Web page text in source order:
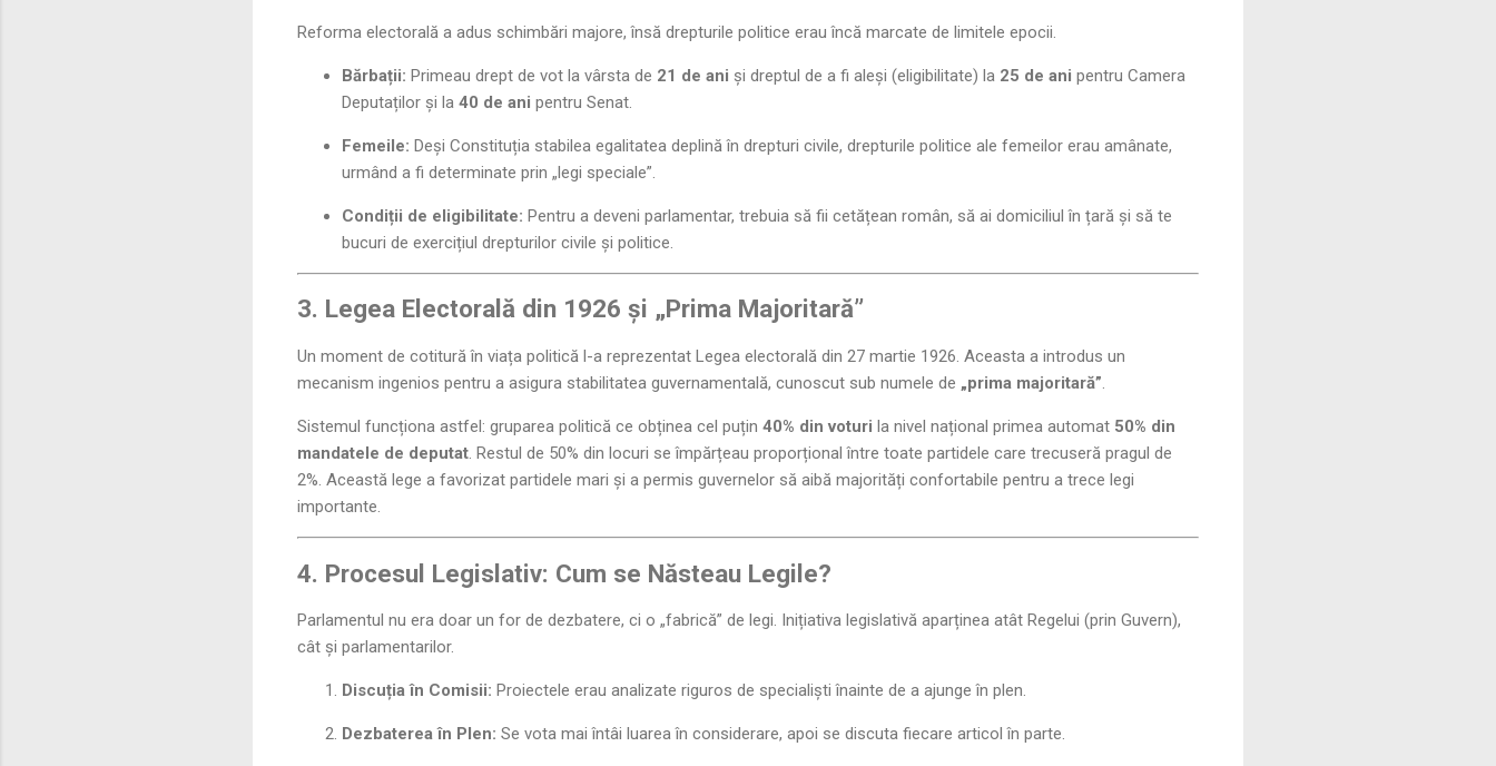
Reforma electorală a adus schimbări majore, însă drepturile politice erau încă marcate de limitele epocii.
Bărbații: Primeau drept de vot la vârsta de 21 de ani și dreptul de a fi aleși (eligibilitate) la 25 de ani pentru Camera
Deputaților și la 40 de ani pentru Senat.
Femeile: Deși Constituția stabilea egalitatea deplină în drepturi civile, drepturile politice ale femeilor erau amânate,
urmând a fi determinate prin „legi speciale”.
Condiții de eligibilitate: Pentru a deveni parlamentar, trebuia să fii cetățean român, să ai domiciliul în țară și să te
bucuri de exercițiul drepturilor civile și politice.
3. Legea Electorală din 1926 și „Prima Majoritară”
Un moment de cotitură în viața politică l-a reprezentat Legea electorală din 27 martie 1926. Aceasta a introdus un
mecanism ingenios pentru a asigura stabilitatea guvernamentală, cunoscut sub numele de „prima majoritară”.
Sistemul funcționa astfel: gruparea politică ce obținea cel puțin 40% din voturi la nivel național primea automat 50% din
mandatele de deputat. Restul de 50% din locuri se împărțeau proporțional între toate partidele care trecuseră pragul de
2%. Această lege a favorizat partidele mari și a permis guvernelor să aibă majorități confortabile pentru a trece legi
importante.
4. Procesul Legislativ: Cum se Năsteau Legile?
Parlamentul nu era doar un for de dezbatere, ci o „fabrică” de legi. Inițiativa legislativă aparținea atât Regelui (prin Guvern),
cât și parlamentarilor.
Discuția în Comisii: Proiectele erau analizate riguros de specialiști înainte de a ajunge în plen.
Dezbaterea în Plen: Se vota mai întâi luarea în considerare, apoi se discuta fiecare articol în parte.